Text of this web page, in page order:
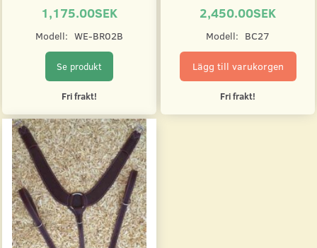
1,175.00SEK
Modell: WE-BR02B
Se produkt
Fri frakt!
2,450.00SEK
Modell: BC27
Lägg till varukorgen
Fri frakt!